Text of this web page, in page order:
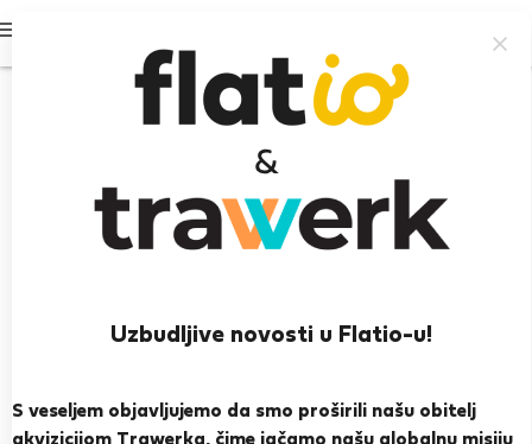
Uzbudljive novosti u Flatio-u!
S veseljem objavljujemo da smo proširili našu obitelj
akvizicijom Trawerka, čime jačamo našu globalnu misiju
Lauren J.
London